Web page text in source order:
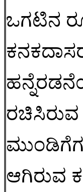
ಒಗಟಿನ
ಆಗಿರುವ